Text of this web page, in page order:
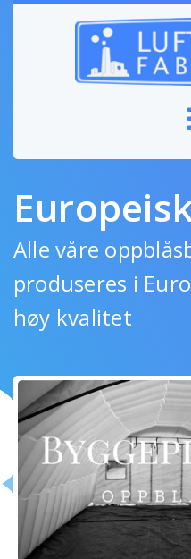
Alle våre
produseres i
høy kvalitet